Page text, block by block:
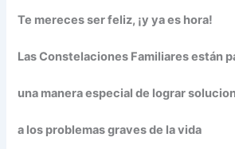
Te mereces ser feliz, ¡y ya es hora!
Las Constelaciones Familiares están
una manera especial de lograr
a los problemas graves de la vida